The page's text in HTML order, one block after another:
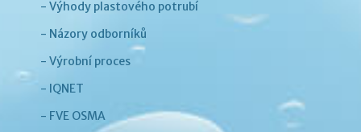
- Výhody plastového potrubí
- Názory odborníků
- Výrobní proces
- IQNET
- FVE OSMA